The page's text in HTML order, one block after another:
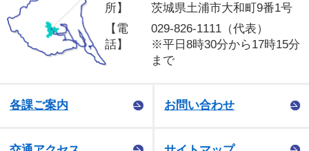
所】
茨城県土浦市大和町9番1号
【電
話】
029-826-1111（代表）
※平日8時30分から17時15分
まで
各課ご案内 お問い合わせ